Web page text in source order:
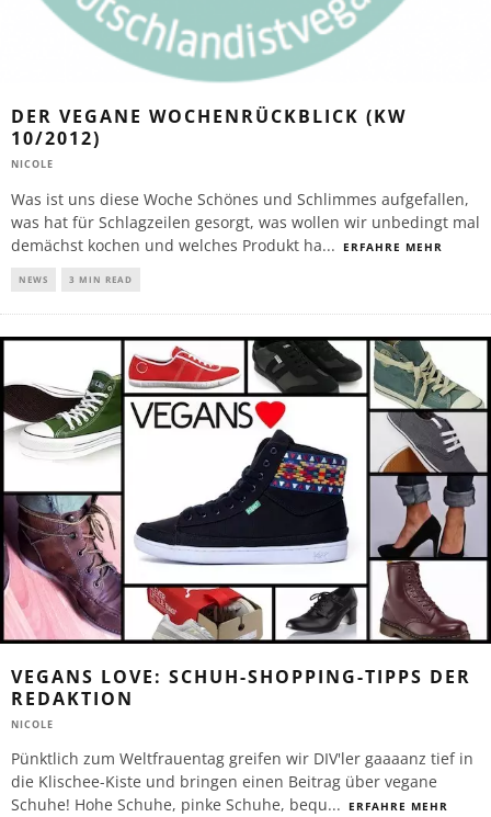
DER VEGANE WOCHENRÜCKBLICK (KW
10/2012)
NICOLE
Was ist uns diese Woche Schönes und Schlimmes aufgefallen,
was hat für Schlagzeilen gesorgt, was wollen wir unbedingt mal
demächst kochen und welches Produkt ha... ERFAHRE MEHR
NEWS 3 MIN READ
VEGANS LOVE: SCHUH-SHOPPING-TIPPS DER
REDAKTION
NICOLE
Pünktlich zum Weltfrauentag greifen wir DIV'ler gaaaanz tief in
die Klischee-Kiste und bringen einen Beitrag über vegane
Schuhe! Hohe Schuhe, pinke Schuhe, bequ... ERFAHRE MEHR